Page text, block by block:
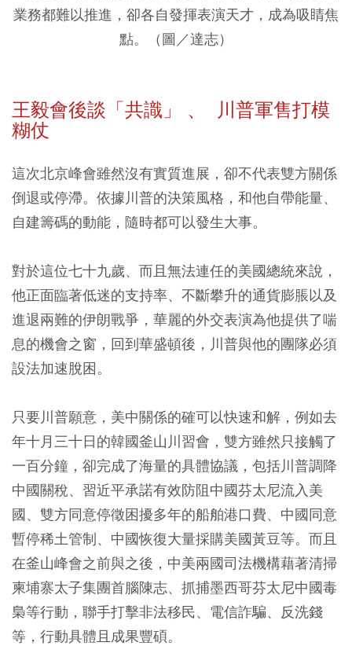
業務都難以推進，卻各自發揮表演天才，成為吸睛焦
點。（圖／達志）
王毅會後談「共識」 、 川普軍售打模
糊仗
這次北京峰會雖然沒有實質進展，卻不代表雙方關係
倒退或停滯。依據川普的決策風格，和他自帶能量、
自建籌碼的動能，隨時都可以發生大事。
對於這位七十九歲、而且無法連任的美國總統來說，
他正面臨著低迷的支持率、不斷攀升的通貨膨脹以及
進退兩難的伊朗戰爭，華麗的外交表演為他提供了喘
息的機會之窗，回到華盛頓後，川普與他的團隊必須
設法加速脫困。
只要川普願意，美中關係的確可以快速和解，例如去
年十月三十日的韓國釜山川習會，雙方雖然只接觸了
一百分鐘，卻完成了海量的具體協議，包括川普調降
中國關稅、習近平承諾有效防阻中國芬太尼流入美
國、雙方同意停徵困擾多年的船舶港口費、中國同意
暫停稀土管制、中國恢復大量採購美國黃豆等。而且
在釜山峰會之前與之後，中美兩國司法機構藉著清掃
柬埔寨太子集團首腦陳志、抓捕墨西哥芬太尼中國毒
梟等行動，聯手打擊非法移民、電信詐騙、反洗錢
等，行動具體且成果豐碩。